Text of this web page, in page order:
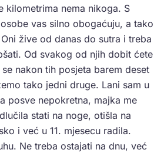
kilometrima nema nikoga. S
vas silno obogaćuju, a tako
žive od danas do sutra i treba
Od svakog od njih dobit ćete
nakon tih posjeta barem deset
tako jedni druge. Lani sam u
posve nepokretna, majka me
stati na noge, otišla na
i već u 11. mjesecu radila.
Ne treba ostajati na dnu, već